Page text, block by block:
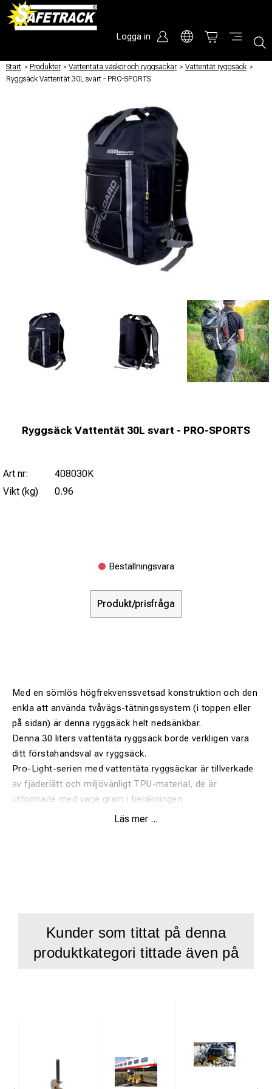
Logga in
Start / Produkter / Vattentäta väskor och ryggsäckar / Vattentät ryggsäck /
Ryggsäck Vattentät 30L svart - PRO-SPORTS
Ryggsäck Vattentät 30L svart - PRO-SPORTS
Art nr:
408030K
Vikt (kg)
0.96
Beställningsvara
Produkt/prisfråga
Med en sömlös högfrekvenssvetsad konstruktion och den
enkla att använda tvåvägs-tätningssystem (i toppen eller
på sidan) är denna ryggsäck helt nedsänkbar.
Denna 30 liters vattentäta ryggsäck borde verkligen vara
ditt förstahandsval av ryggsäck.
Pro-Light-serien med vattentäta ryggsäckar är tillverkade
av fjäderlätt och miljövänligt TPU-material, de är
utformade med varje gram i beräkningen.
Med stor framficka med dragkedja och med reflexer samt
Flyter säkert om det tappas i vatten
Tillverkad av miljövänligt och lätt TPU-tyg
Snabbåtkomstficka med blixtlås fram
Högfrekvenssvetsad konstruktion
Läs mer ...
Kunder som tittat på denna
produktkategori tittade även på